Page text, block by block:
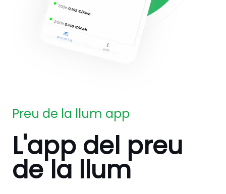
Preu de la llum app
L'app del preu
de la llum